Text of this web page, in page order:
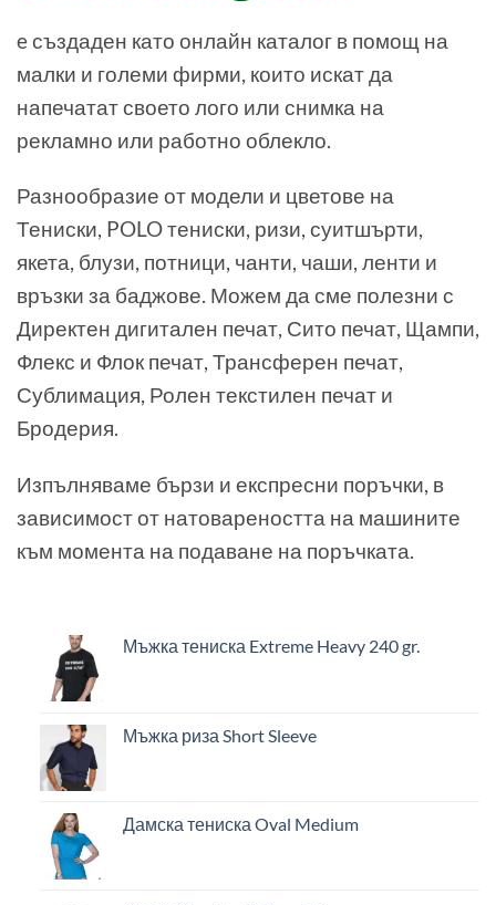
e създаден като онлайн каталог в помощ на
малки и големи фирми, които искат да
напечатат своето лого или снимка на
рекламно или работно облекло.
Разнообразие от модели и цветове на
Тениски, POLO тениски, ризи, суитшърти,
якета, блузи, потници, чанти, чаши, ленти и
връзки за баджове. Можем да сме полезни с
Директен дигитален печат, Сито печат, Щампи,
Флекс и Флок печат, Трансферен печат,
Сублимация, Ролен текстилен печат и
Бродерия.
Изпълняваме бързи и експресни поръчки, в
зависимост от натовареността на машините
към момента на подаване на поръчката.
Мъжка тениска Extreme Heavy 240 gr.
Мъжка риза Short Sleeve
Дамска тениска Oval Medium